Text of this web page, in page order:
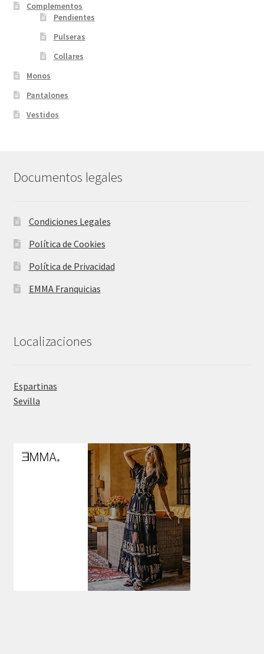
Complementos
Pendientes
Pulseras
Collares
Monos
Pantalones
Vestidos
Documentos legales
Condiciones Legales
Política de Cookies
Política de Privacidad
EMMA Franquicias
Localizaciones
Espartinas
Sevilla